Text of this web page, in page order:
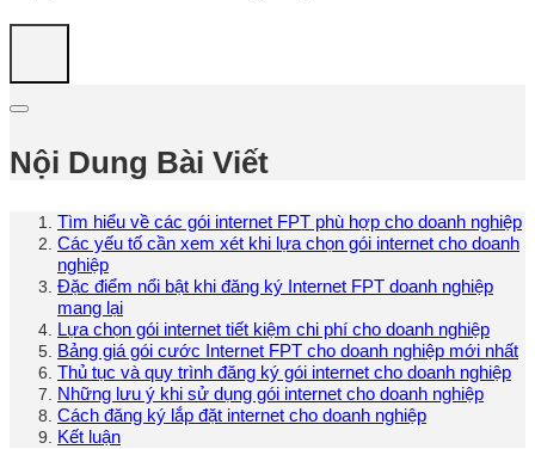
Nội Dung Bài Viết
Tìm hiểu về các gói internet FPT phù hợp cho doanh nghiệp
Các yếu tố cần xem xét khi lựa chọn gói internet cho doanh
nghiệp
Đặc điểm nổi bật khi đăng ký Internet FPT doanh nghiệp
mang lại
Lựa chọn gói internet tiết kiệm chi phí cho doanh nghiệp
Bảng giá gói cước Internet FPT cho doanh nghiệp mới nhất
Thủ tục và quy trình đăng ký gói internet cho doanh nghiệp
Những lưu ý khi sử dụng gói internet cho doanh nghiệp
Cách đăng ký lắp đặt internet cho doanh nghiệp
Kết luận